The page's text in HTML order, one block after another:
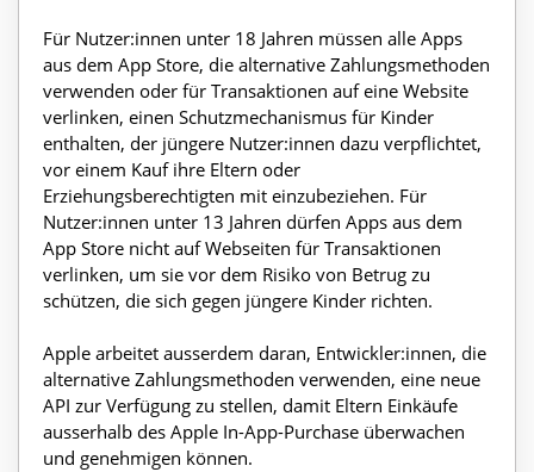
Für Nutzer:innen unter 18 Jahren müssen alle Apps
aus dem App Store, die alternative Zahlungsmethoden
verwenden oder für Transaktionen auf eine Website
verlinken, einen Schutzmechanismus für Kinder
enthalten, der jüngere Nutzer:innen dazu verpflichtet,
vor einem Kauf ihre Eltern oder
Erziehungsberechtigten mit einzubeziehen. Für
Nutzer:innen unter 13 Jahren dürfen Apps aus dem
App Store nicht auf Webseiten für Transaktionen
verlinken, um sie vor dem Risiko von Betrug zu
schützen, die sich gegen jüngere Kinder richten.
Apple arbeitet ausserdem daran, Entwickler:innen, die
alternative Zahlungsmethoden verwenden, eine neue
API zur Verfügung zu stellen, damit Eltern Einkäufe
ausserhalb des Apple In-App-Purchase überwachen
und genehmigen können.